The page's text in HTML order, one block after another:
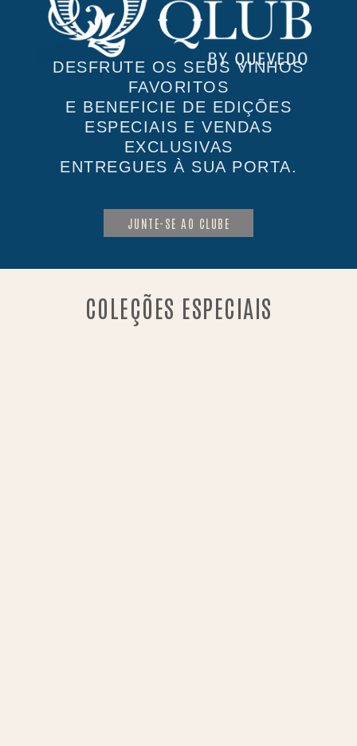
DESFRUTE OS SEUS VINHOS
FAVORITOS
E BENEFICIE DE EDIÇÕES
ESPECIAIS E VENDAS
EXCLUSIVAS
ENTREGUES À SUA PORTA.
JUNTE-SE AO CLUBE
COLEÇÕES ESPECIAIS